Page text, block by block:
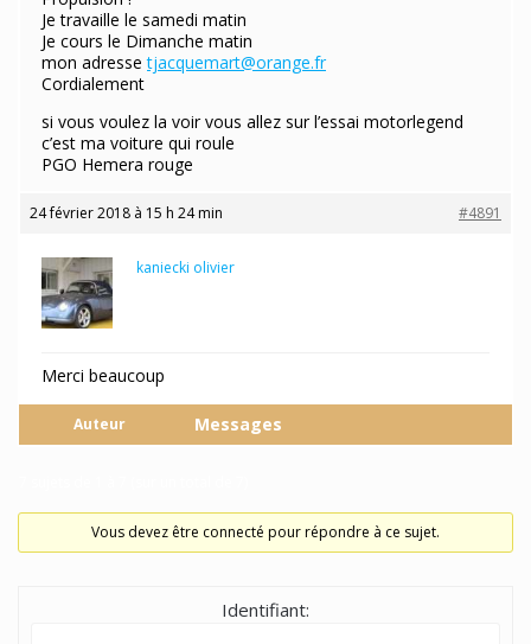
Je travaille le samedi matin
Je cours le Dimanche matin
mon adressetjacquemart@orange.fr
Cordialement
si vous voulez la voir vous allez sur l’essai motorlegend
c’est ma voiture qui roule
PGO Hemera rouge
24 février 2018 à 15 h 24 min #4891
kaniecki olivier
Merci beaucoup
Auteur Messages
Vous devez être connecté pour répondre à ce sujet.
Identifiant: